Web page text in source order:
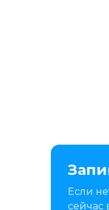
Если
сейчас